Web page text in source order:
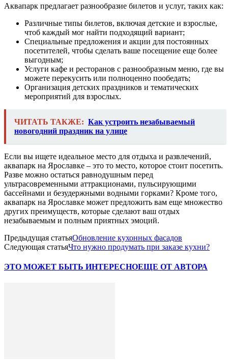
Аквапарк предлагает разнообразие билетов и услуг, таких как:
Различные типы билетов, включая детские и взрослые,
чтоб каждый мог найти подходящий вариант;
Специальные предложения и акции для постоянных
посетителей, чтобы сделать ваше посещение еще более
выгодным;
Услуги кафе и ресторанов с разнообразным меню, где вы
можете перекусить или полноценно пообедать;
Организация детских праздников и тематических
мероприятий для взрослых.
ЧИТАТЬ ТАКЖЕ: Как устроить незабываемый
новогодний праздник на улице
Если вы ищете идеальное место для отдыха и развлечений,
аквапарк на Ярославке – это то место, которое стоит посетить.
Разве можно остаться равнодушным перед
ультрасовременными аттракционами, пульсирующими
бассейнами и безудержными водными горками? Кроме того,
аквапарк на Ярославке может предложить вам еще множество
других преимуществ, которые сделают ваш отдых
незабываемым и полным приятных эмоций.
Предыдущая статьяОбновление кухонных фасадов
Следующая статьяЧто нужно продумать при заказе кухни?
ЭТО МОЖЕТ БЫТЬ ИНТЕРЕСНОЕЩЕ ОТ АВТОРА